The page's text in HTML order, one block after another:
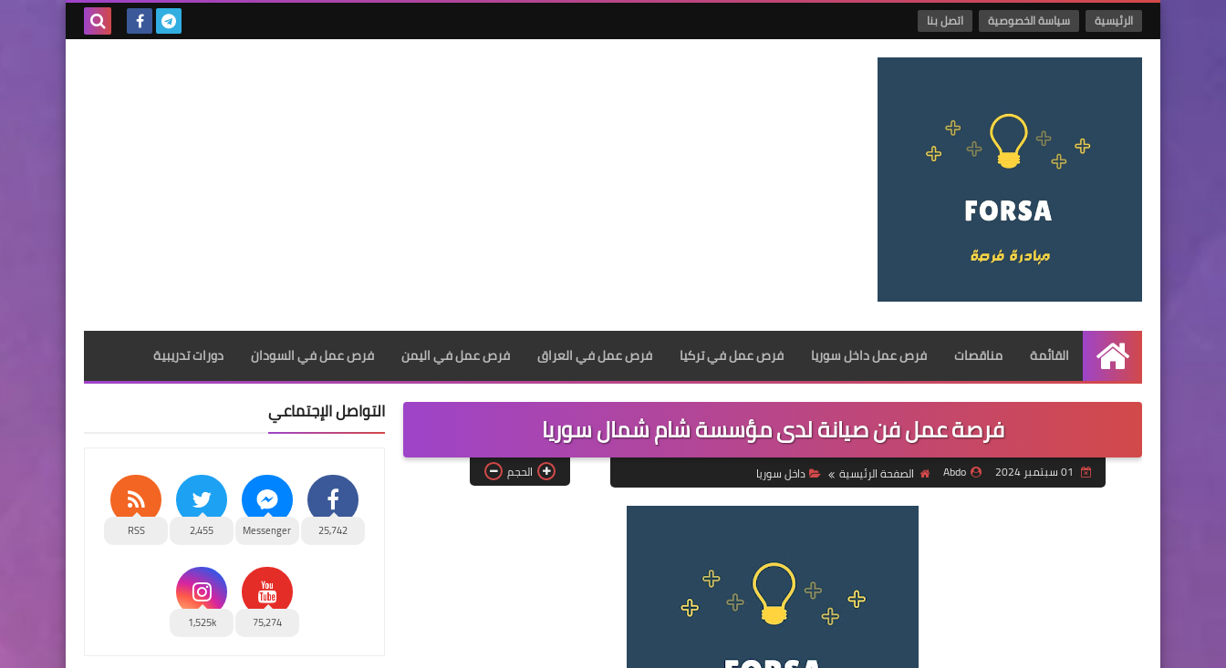
الرئيسية سياسة الخصوصية اتصل بنا
الرئيسية
القائمة مناقصات فرص عمل داخل سوريا فرص عمل في تركيا فرص عمل في العراق فرص عمل في اليمن فرص عمل في السودان دورات تدريبية
فرصة عمل فن صيانة لدى مؤسسة شام شمال سوريا
Abdo الصفحة الرئيسية داخل سوريا الحجم
التواصل الإجتماعي
25,742
Messenger
2,455
RSS
75,274
1,525k